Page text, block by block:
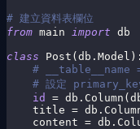
# 建立資料表欄位
from main import db
class
Post (db . Model ) :
# __table__name
# 設定
id
= db . Column (
    title
= db .
    content
= db .